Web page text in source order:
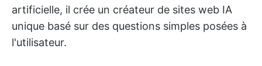
artificielle, il crée un créateur de sites web IA
unique basé sur des questions simples posées à
l'utilisateur.